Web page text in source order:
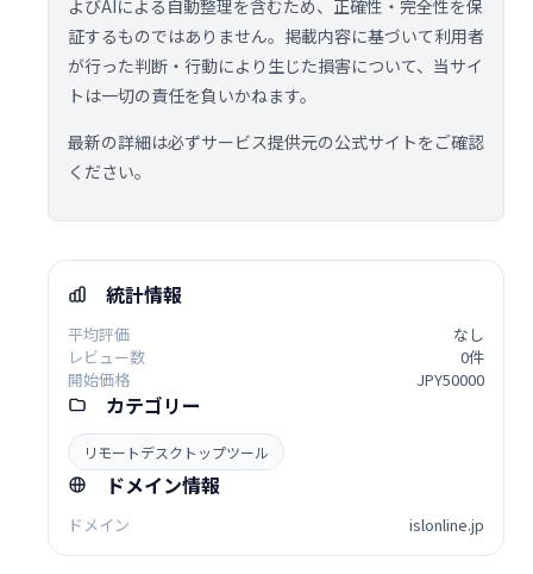
よびAIによる自動整理を含むため、正確性・完全性を保
証するものではありません。掲載内容に基づいて利用者
が行った判断・行動により生じた損害について、当サイ
トは一切の責任を負いかねます。
最新の詳細は必ずサービス提供元の公式サイトをご確認
ください。
統計情報
平均評価
なし
レビュー数
0件
開始価格
JPY50000
カテゴリー
リモートデスクトップツール
ドメイン情報
ドメイン islonline.jp